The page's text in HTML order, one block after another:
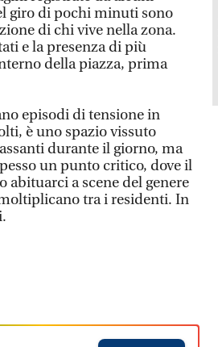
giro di pochi minuti sono
di chi vive nella zona.
e la presenza di più
della piazza, prima
episodi di tensione in
è uno spazio vissuto
durante il giorno, ma
un punto critico, dove il
abituarci a scene del genere
tra i residenti. In